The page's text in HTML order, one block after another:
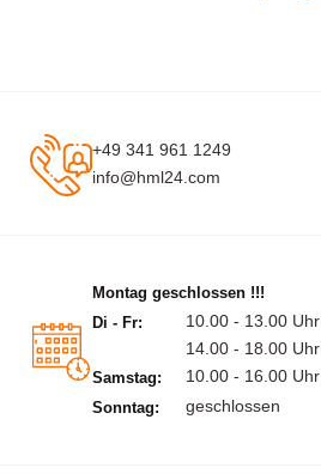
+49 341 961 1249
info@hml24.com
Montag geschlossen !!!
Di - Fr:
10.00 - 13.00 Uhr
14.00 - 18.00 Uhr
Samstag: 10.00 - 16.00 Uhr
Sonntag: geschlossen